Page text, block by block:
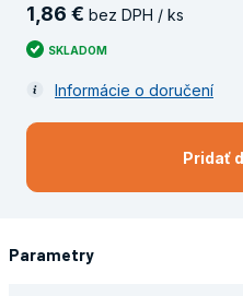
1 86 € bez DPH / ks
SKLADOM
Informácie o doručení
Pridať
Parametry